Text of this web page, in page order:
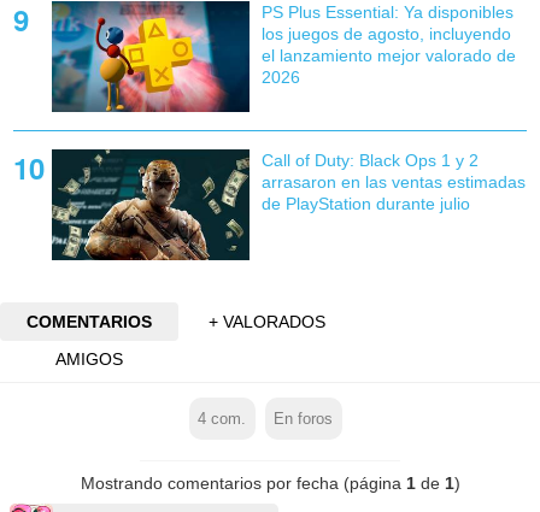
PS Plus Essential: Ya disponibles
los juegos de agosto, incluyendo
el lanzamiento mejor valorado de
2026
Call of Duty: Black Ops 1 y 2
arrasaron en las ventas estimadas
de PlayStation durante julio
COMENTARIOS
+ VALORADOS
AMIGOS
4 com. En foros
Mostrando comentarios por fecha (página 1de 1)